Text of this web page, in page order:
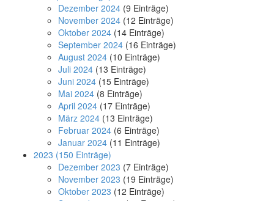
Dezember 2024 (9 Einträge)
November 2024 (12 Einträge)
Oktober 2024 (14 Einträge)
September 2024 (16 Einträge)
August 2024 (10 Einträge)
Juli 2024 (13 Einträge)
Juni 2024 (15 Einträge)
Mai 2024 (8 Einträge)
April 2024 (17 Einträge)
März 2024 (13 Einträge)
Februar 2024 (6 Einträge)
Januar 2024 (11 Einträge)
2023 (150 Einträge)
Dezember 2023 (7 Einträge)
November 2023 (19 Einträge)
Oktober 2023 (12 Einträge)